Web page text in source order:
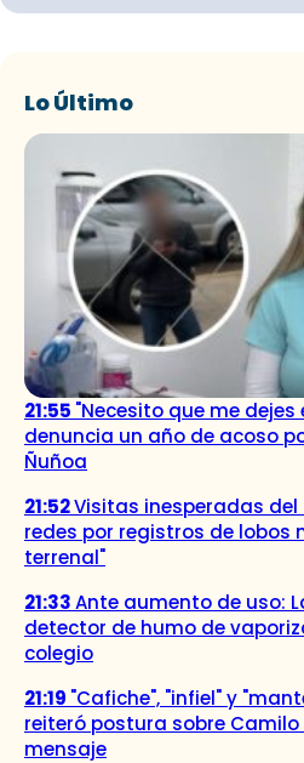
Lo Último
21:55 "Necesito que me dejes
denuncia un año de acoso
Ñuñoa
21:52Visitas inesperadas del
redes por registros de lobos
terrenal"
21:33Ante aumento de uso:
detector de humo de
colegio
21:19 "Cafiche", "infiel" y
reiteró postura sobre
mensaje